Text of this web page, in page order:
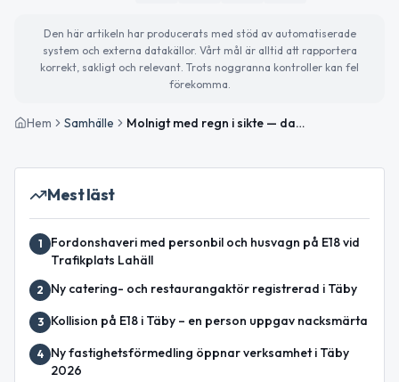
Den här artikeln har producerats med stöd av automatiserade
system och externa datakällor. Vårt mål är alltid att rapportera
korrekt, sakligt och relevant. Trots noggranna kontroller kan fel
förekomma.
Hem Samhälle Molnigt med regn i sikte — dagens snabba nyheter
Mest läst
1
Fordonshaveri med personbil och husvagn på E18 vid
Trafikplats Lahäll
2 Ny catering- och restaurangaktör registrerad i Täby
3 Kollision på E18 i Täby – en person uppgav nacksmärta
4
Ny fastighetsförmedling öppnar verksamhet i Täby
2026